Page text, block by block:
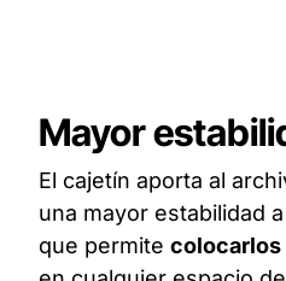
Mayor
El cajetín aporta al
una mayor estabilidad
que permite colocarlos